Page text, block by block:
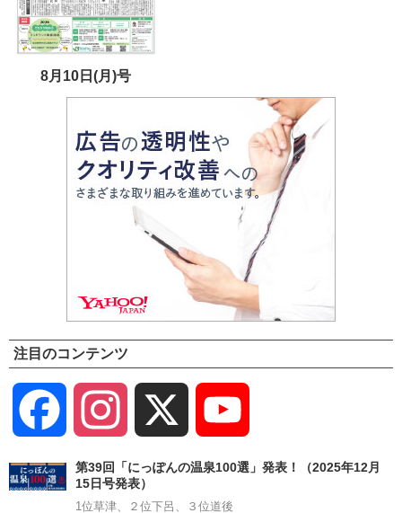
8月10日(月)号
注目のコンテンツ
Facebook Instagram
Channel
第39回「にっぽんの温泉100選」発表！（2025年12月
15日号発表）
1位草津、２位下呂、３位道後